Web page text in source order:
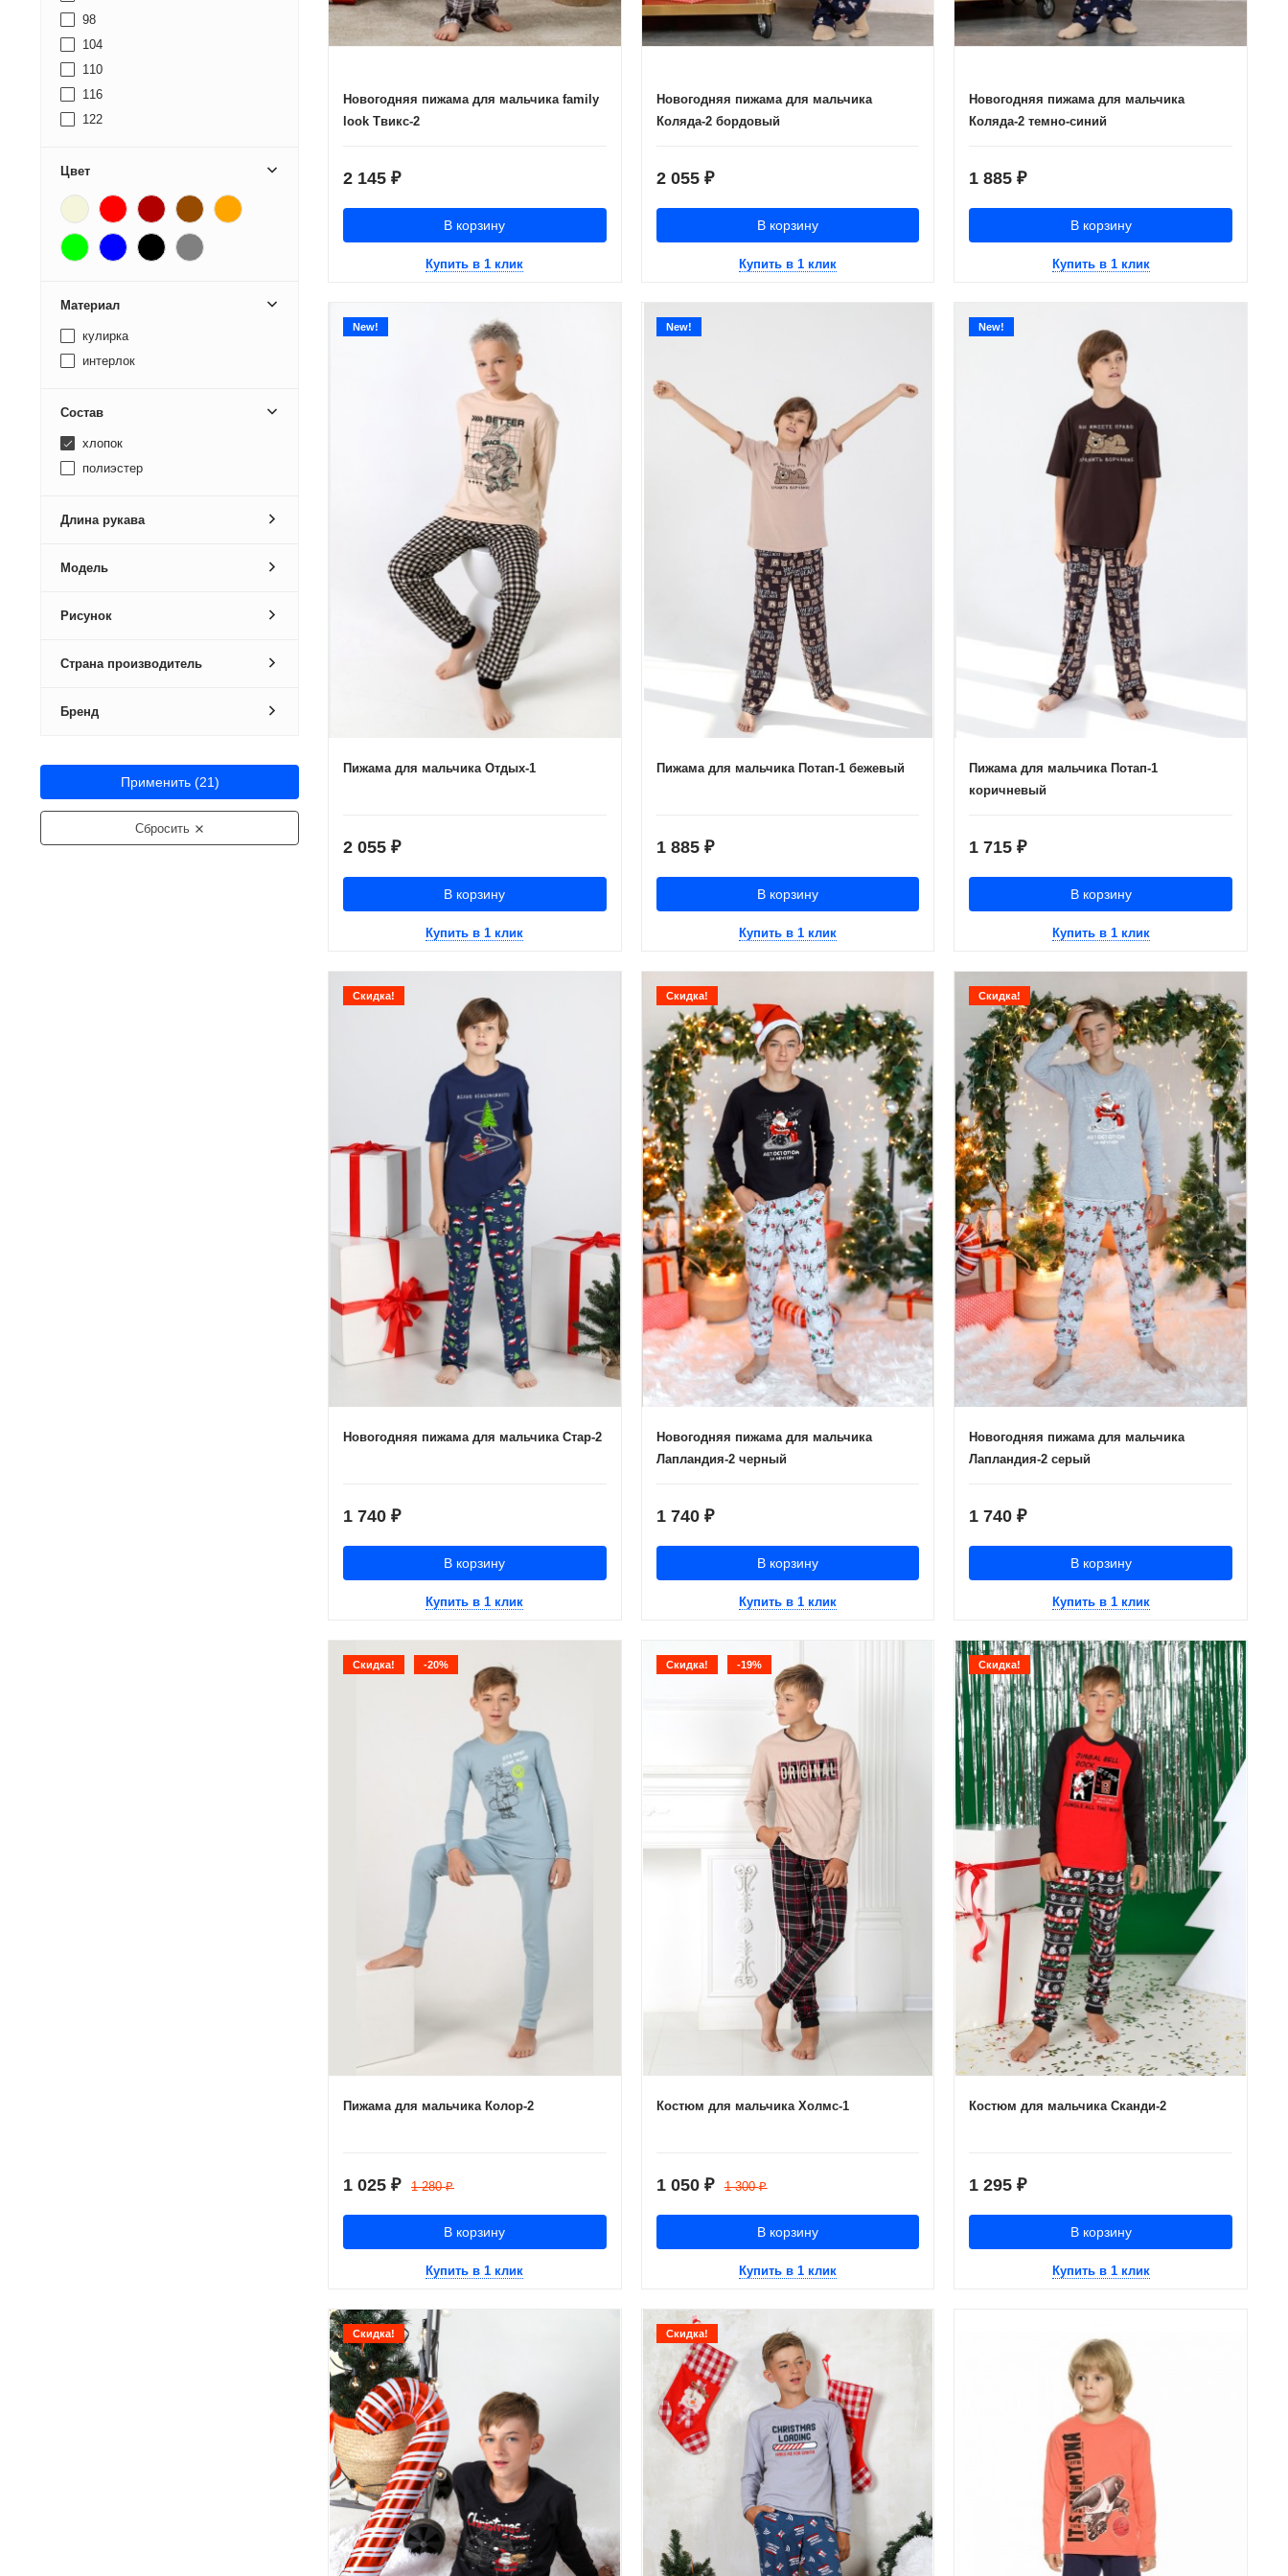
98
104
110
116
122
134
140
146
152
Цвет
Материал
кулирка
интерлок
Состав
хлопок
полиэстер
Длина рукава
Модель
Рисунок
Страна производитель
Бренд
Применить (21)
Сбросить
Новогодняя пижама для мальчика family
look Твикс-2
2 145 ₽
В корзину
Купить в 1 клик
Новогодняя пижама для мальчика
Коляда-2 бордовый
2 055 ₽
В корзину
Купить в 1 клик
Новогодняя пижама для мальчика
Коляда-2 темно-синий
1 885₽
В корзину
Купить в 1 клик
New!
Пижама для мальчика Отдых-1
2 055 ₽
В корзину
Купить в 1 клик
New!
Пижама для мальчика Потап-1 бежевый
1 885 ₽
В корзину
Купить в 1 клик
New!
Пижама для мальчика Потап-1
коричневый
1 715₽
В корзину
Купить в 1 клик
Скидка!
Новогодняя пижама для мальчика Стар-2
1 740 ₽
В корзину
Купить в 1 клик
Скидка!
Новогодняя пижама для мальчика
Лапландия-2 черный
1 740 ₽
В корзину
Купить в 1 клик
Скидка!
Новогодняя пижама для мальчика
Лапландия-2 серый
1 740₽
В корзину
Купить в 1 клик
Скидка! -20%
Пижама для мальчика Колор-2
1 025 ₽ 1 280₽
В корзину
Купить в 1 клик
Скидка! -19%
Костюм для мальчика Холмс-1
1 050 ₽ 1 300₽
В корзину
Купить в 1 клик
Скидка!
Костюм для мальчика Сканди-2
1 295₽
В корзину
Купить в 1 клик
Скидка! Скидка!